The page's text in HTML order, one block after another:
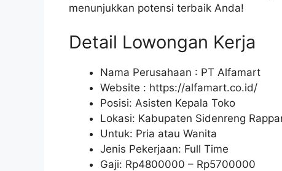
menunjukkan potensi terbaik Anda!
Detail Lowongan Kerja
Nama Perusahaan : PT Alfamart
Website : https://alfamart.co.id/
Posisi: Asisten Kepala Toko
Lokasi: Kabupaten Sidenreng
Untuk: Pria atau Wanita
Jenis Pekerjaan: Full Time
Gaji: Rp4800000 – Rp5700000